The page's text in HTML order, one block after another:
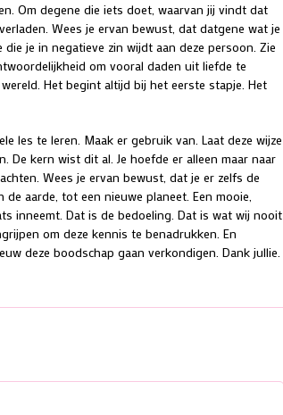
Om degene die iets doet, waarvan jij vindt dat
Wees je ervan bewust, dat datgene wat je
je in negatieve zin wijdt aan deze persoon. Zie
om vooral daden uit liefde te
Het begint altijd bij het eerste stapje. Het
les te leren. Maak er gebruik van. Laat deze wijze
kern wist dit al. Je hoefde er alleen maar naar
Wees je ervan bewust, dat je er zelfs de
aarde, tot een nieuwe planeet. Een mooie,
inneemt. Dat is de bedoeling. Dat is wat wij nooit
om deze kennis te benadrukken. En
deze boodschap gaan verkondigen. Dank jullie.